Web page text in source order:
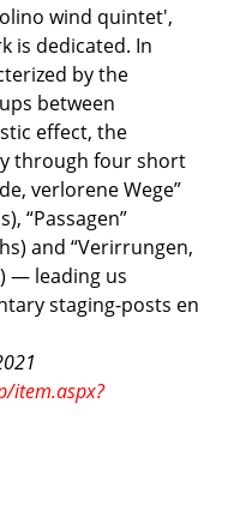
wind quintet',
is dedicated. In
by the
between
effect, the
through four short
verlorene Wege”
“Passagen”
and “Verirrungen,
— leading us
staging-posts en
item.aspx?